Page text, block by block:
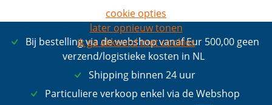
Bij bestelling via de webshop vanaf Eur 500,00 geen
verzend/logistieke kosten in NL
Shipping binnen 24 uur
Particuliere verkoop enkel via de Webshop
cookie opties
later opnieuw tonen
ik ga akkoord met cookies